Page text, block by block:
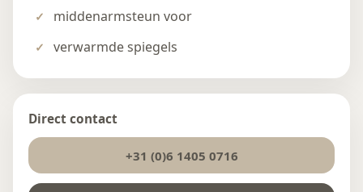
middenarmsteun voor
verwarmde spiegels
Direct contact
+31 (0)6 1405 0716